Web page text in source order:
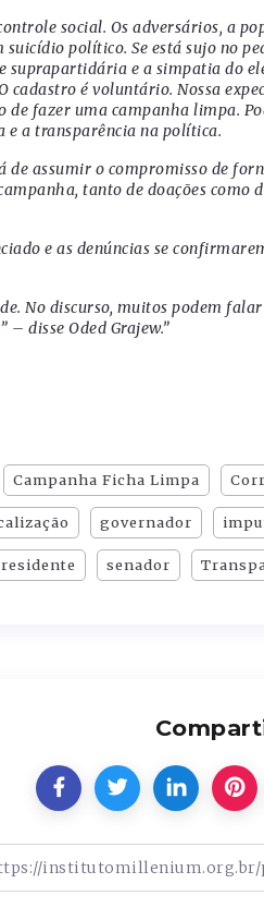
social. Os adversários, a
político. Se está sujo no
suprapartidária e a simpatia do
cadastro é voluntário. Nossa
de fazer uma campanha limpa.
e a transparência na política.
de assumir o compromisso de
tanto de doações como
e as denúncias se
No discurso, muitos podem
– disse Oded Grajew.”
Campanha Ficha Limpa
governador
senador